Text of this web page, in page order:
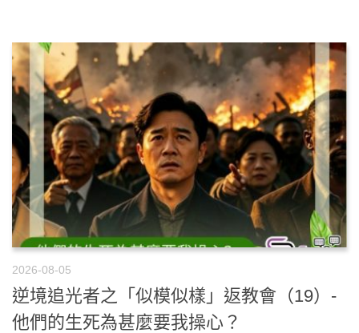
2026-08-05
逆境追光者之「似模似樣」返教會（19）-
他們的生死為甚麼要我操心？